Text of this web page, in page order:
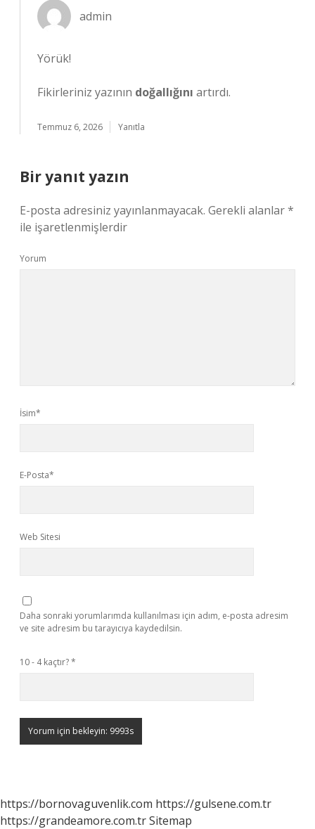
admin
Yörük!
Fikirleriniz yazının doğallığını artırdı.
Temmuz 6, 2026 Yanıtla
Bir yanıt yazın
E-posta adresiniz yayınlanmayacak. Gerekli alanlar*
ile işaretlenmişlerdir
Yorum
İsim*
E-Posta*
Web Sitesi
Daha sonraki yorumlarımda kullanılması için adım, e-posta adresim
ve site adresim bu tarayıcıya kaydedilsin.
10 - 4 kaçtır?*
https://bornovaguvenlik.com https://gulsene.com.tr
https://grandeamore.com.trSitemap